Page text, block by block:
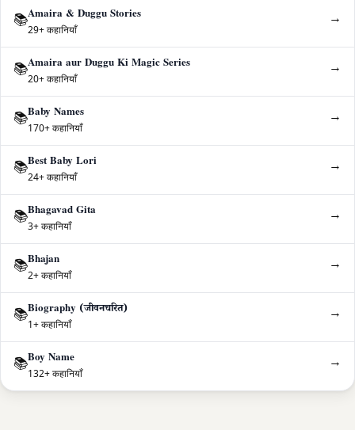
📚Amaira & Duggu Stories
29+ कहानियाँ
→
📚Amaira aur Duggu Ki Magic Series
20+ कहानियाँ
→
📚Baby Names
170+ कहानियाँ
→
📚Best Baby Lori
24+ कहानियाँ
→
📚Bhagavad Gita
3+ कहानियाँ
→
📚Bhajan
2+ कहानियाँ
→
📚Biography (जीवनचरित)
1+ कहानियाँ
→
📚Boy Name
132+ कहानियाँ
→